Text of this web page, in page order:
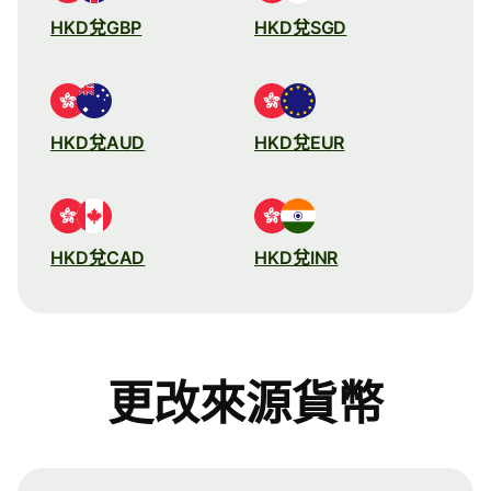
HKD兌GBP HKD兌SGD
HKD兌AUD HKD兌EUR
HKD兌CAD HKD兌INR
更改來源貨幣